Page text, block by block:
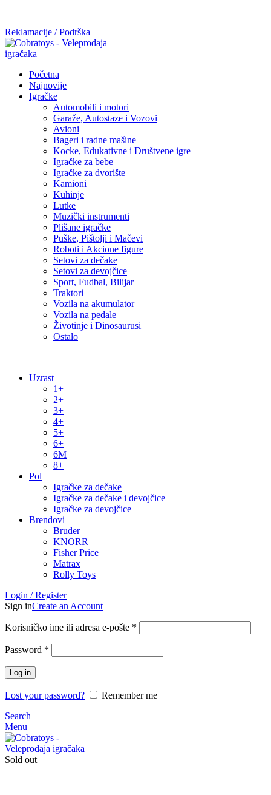
Reklamacije / Podrška
Početna
Najnovije
Igračke
Automobili i motori
Garaže, Autostaze i Vozovi
Avioni
Bageri i radne mašine
Kocke, Edukativne i Društvene igre
Igračke za bebe
Igračke za dvorište
Kamioni
Kuhinje
Lutke
Muzički instrumenti
Plišane igračke
Puške, Pištolji i Mačevi
Roboti i Akcione figure
Setovi za dečake
Setovi za devojčice
Sport, Fudbal, Bilijar
Traktori
Vozila na akumulator
Vozila na pedale
Životinje i Dinosaurusi
Ostalo
Uzrast
1+
2+
3+
4+
5+
6+
6M
8+
Pol
Igračke za dečake
Igračke za dečake i devojčice
Igračke za devojčice
Brendovi
Bruder
KNORR
Fisher Price
Matrax
Rolly Toys
Login / Register
Sign inCreate an Account
Korisničko ime ili adresa e-pošte *
Password *
Log in
Lost your password?
Remember me
Search
Menu
Sold out